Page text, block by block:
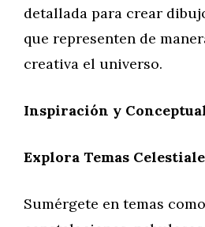
detallada para crear
que representen de
creativa el universo.
Inspiración y
Explora Temas
Sumérgete en temas